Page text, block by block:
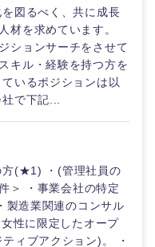
図るべく、共に成長
材を求めています。
ションサーチをさせて
キル・経験を持つ方を
いるポジションは以
で下記...
方(★1) ・(管理社員の
＞ ・事業会社の特定
造業関連のコンサル
性に限定したオープ
ィブアクション)。 ・